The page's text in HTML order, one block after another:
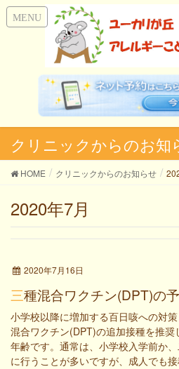
クリニックからのお知
HOME クリニックからのお知らせ
2020年7月
2020年7月16日
三種混合ワクチン(DPT)の
小学校以降に増加する百日咳への対
混合ワクチン(DPT)の追加接種を推
年齢です。通常は、小学校入学前か
に行うことが多いですが、成人でも